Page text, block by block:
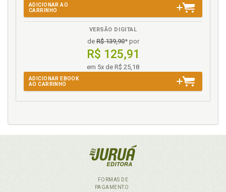
ADICIONAR AO
CARRINHO
VERSÃO DIGITAL
deR$ 139,90* por
R$ 125,91
em 5x de R$ 25,18
ADICIONAR EBOOK
AO CARRINHO
FORMAS DE
PAGAMENTO